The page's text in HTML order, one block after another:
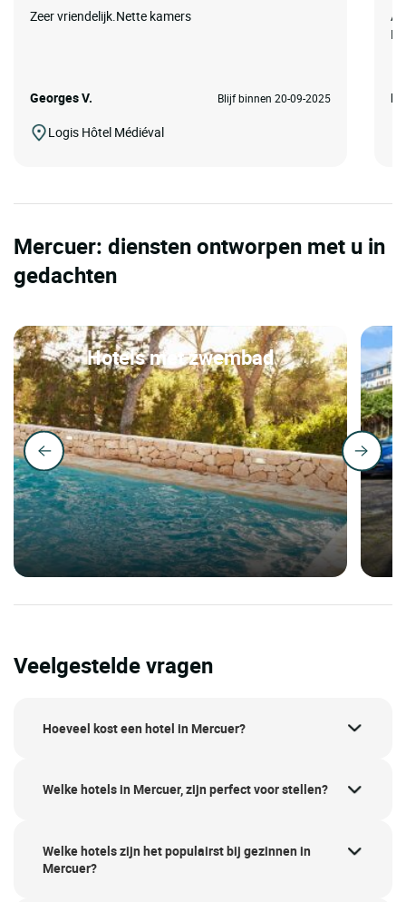
Zeer vriendelijk.Nette kamers
Georges V. Blijf binnen 20-09-2025
Logis Hôtel Médiéval
Mercuer: diensten ontworpen met u in
gedachten
Hotels met zwembad
Veelgestelde vragen
Hoeveel kost een hotel in Mercuer?
Welke hotels in Mercuer, zijn perfect voor stellen?
Welke hotels zijn het populairst bij gezinnen in
Mercuer?